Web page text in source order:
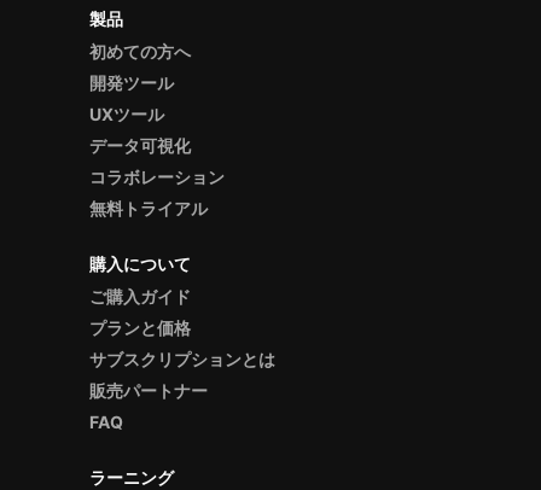
製品
初めての方へ
開発ツール
UXツール
データ可視化
コラボレーション
無料トライアル
購入について
ご購入ガイド
プランと価格
サブスクリプションとは
販売パートナー
FAQ
ラーニング